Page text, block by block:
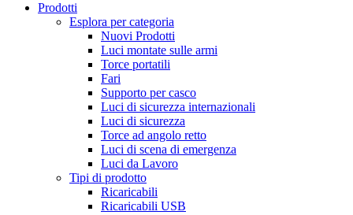
Prodotti
Esplora per categoria
Nuovi Prodotti
Luci montate sulle armi
Torce portatili
Fari
Supporto per casco
Luci di sicurezza internazionali
Luci di sicurezza
Torce ad angolo retto
Luci di scena di emergenza
Luci da Lavoro
Tipi di prodotto
Ricaricabili
Ricaricabili USB